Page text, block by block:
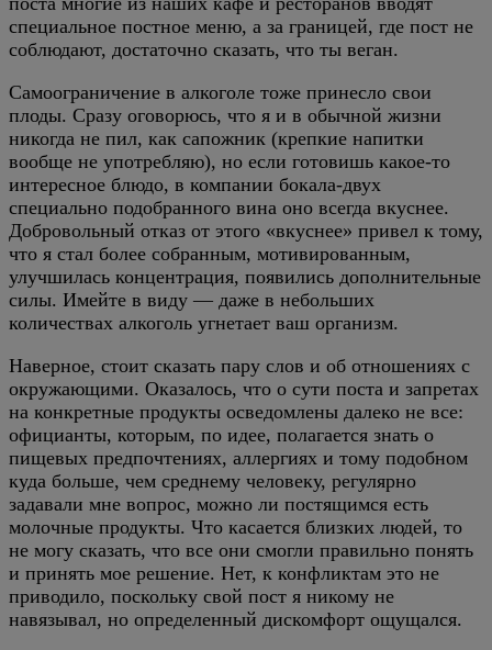
специальное постное меню, а за границей, где пост не
соблюдают, достаточно сказать, что ты веган.
Самоограничение в алкоголе тоже принесло свои
плоды. Сразу оговорюсь, что я и в обычной жизни
никогда не пил, как сапожник (крепкие напитки
вообще не употребляю), но если готовишь какое-то
интересное блюдо, в компании бокала-двух
специально подобранного вина оно всегда вкуснее.
Добровольный отказ от этого «вкуснее» привел к тому,
что я стал более собранным, мотивированным,
улучшилась концентрация, появились дополнительные
силы. Имейте в виду — даже в небольших
количествах алкоголь угнетает ваш организм.
Наверное, стоит сказать пару слов и об отношениях с
окружающими. Оказалось, что о сути поста и запретах
на конкретные продукты осведомлены далеко не все:
официанты, которым, по идее, полагается знать о
пищевых предпочтениях, аллергиях и тому подобном
куда больше, чем среднему человеку, регулярно
задавали мне вопрос, можно ли постящимся есть
молочные продукты. Что касается близких людей, то
не могу сказать, что все они смогли правильно понять
и принять мое решение. Нет, к конфликтам это не
приводило, поскольку свой пост я никому не
навязывал, но определенный дискомфорт ощущался.